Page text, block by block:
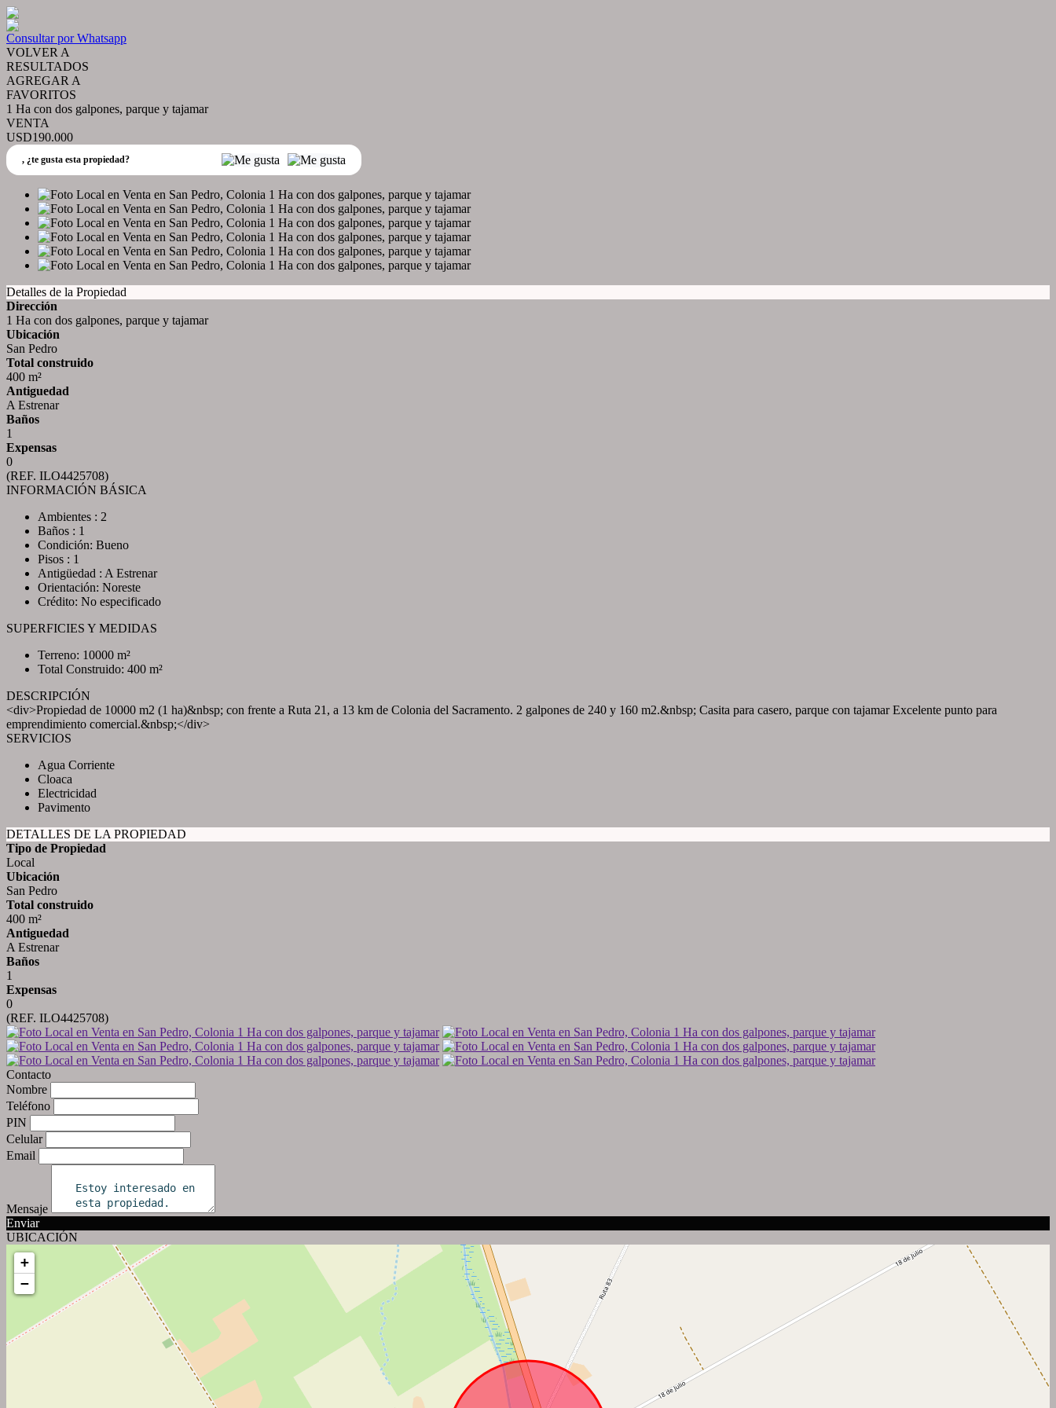
Consultar por Whatsapp
VOLVER A
RESULTADOS
AGREGAR A
FAVORITOS
1 Ha con dos galpones, parque y tajamar
VENTA
USD190.000
, ¿te gusta esta propiedad?
Detalles de la Propiedad
Dirección
1 Ha con dos galpones, parque y tajamar
Ubicación
San Pedro
Total construido
400 m²
Antiguedad
A Estrenar
Baños
1
Expensas
0
(REF. ILO4425708)
INFORMACIÓN BÁSICA
Ambientes : 2
Baños : 1
Condición: Bueno
Pisos : 1
Antigüedad : A Estrenar
Orientación: Noreste
Crédito: No especificado
SUPERFICIES Y MEDIDAS
Terreno: 10000 m²
Total Construido: 400 m²
DESCRIPCIÓN
<div>Propiedad de 10000 m2 (1 ha)&nbsp; con frente a Ruta 21, a 13 km de Colonia del Sacramento. 2 galpones de 240 y 160 m2.&nbsp; Casita para casero, parque con tajamar Excelente punto para
emprendimiento comercial.&nbsp;</div>
SERVICIOS
Agua Corriente
Cloaca
Electricidad
Pavimento
DETALLES DE LA PROPIEDAD
Tipo de Propiedad
Local
Ubicación
San Pedro
Total construido
400 m²
Antiguedad
A Estrenar
Baños
1
Expensas
0
(REF. ILO4425708)
Contacto
Nombre
Teléfono
PIN
Celular
Email
Mensaje
Enviar
UBICACIÓN
+
−